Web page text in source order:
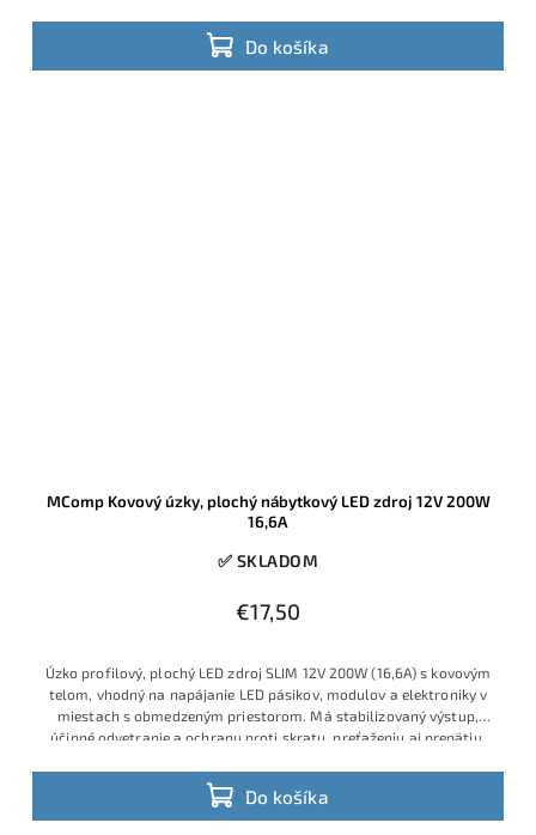
Do košíka
MComp Kovový úzky, plochý nábytkový LED zdroj 12V 200W
16,6A
✅ SKLADOM
€17,50
Do košíka
Úzko profilový, plochý LED zdroj SLIM 12V 200W (16,6A) s kovovým
telom, vhodný na napájanie LED pásikov, modulov a elektroniky v
miestach s obmedzeným priestorom. Má stabilizovaný výstup,
účinné odvetranie a ochranu proti skratu, preťaženiu aj prepätiu.